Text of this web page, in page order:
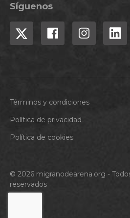
Síguenos
© 2026 migranodearena.org -
reservados
Términos y condiciones
Política de privacidad
Política de cookies